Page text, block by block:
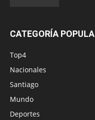
CATEGORÍA
Top4
Nacionales
Santiago
Mundo
Deportes